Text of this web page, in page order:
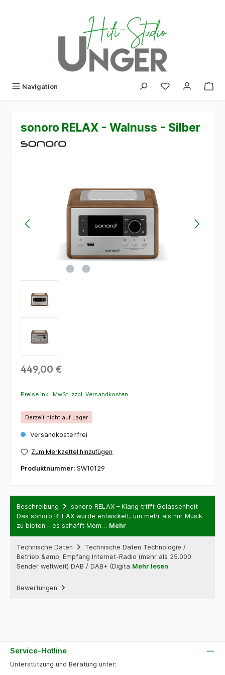
Navigation
sonoro RELAX - Walnuss - Silber
449,00 €
Preise inkl. MwSt. zzgl. Versandkosten
Derzeit nicht auf Lager
Versandkostenfrei
Zum Merkzettel hinzufügen
Produktnummer: SW10129
Beschreibung
sonoro RELAX – Klang trifft Gelassenheit
Das sonoro RELAX wurde entwickelt, um mehr als nur Musik
zu bieten – es schafft Mom… Mehr
Technische Daten
Technische Daten Technologie /
Betrieb &amp; Empfang Internet-Radio (mehr als 25.000
Sender weltweit) DAB / DAB+ (Digita Mehr lesen
Bewertungen
Service-Hotline
Unterstützung und Beratung unter: